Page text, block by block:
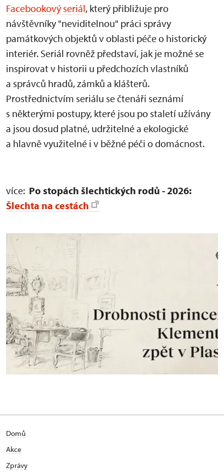
Facebookový seriál, který přibližuje pro
návštěvníky "neviditelnou" práci správy
památkových objektů v oblasti péče o historický
interiér. Seriál rovněž představí, jak je možné se
inspirovat v historii u předchozích vlastníků
a správců hradů, zámků a klášterů.
Prostřednictvím seriálu se čtenáři seznámí
s některými postupy, které jsou po staletí užívány
a jsou dosud platné, udržitelné a ekologické
a hlavně využitelné i v běžné péči o domácnost.
více: Po stopách šlechtických rodů - 2026:
Šlechta na cestách
Domů
Akce
Zprávy